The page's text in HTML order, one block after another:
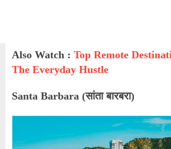
Also Watch : Top Remote
The Everyday Hustle
Santa Barbara (सांता बारबरा)